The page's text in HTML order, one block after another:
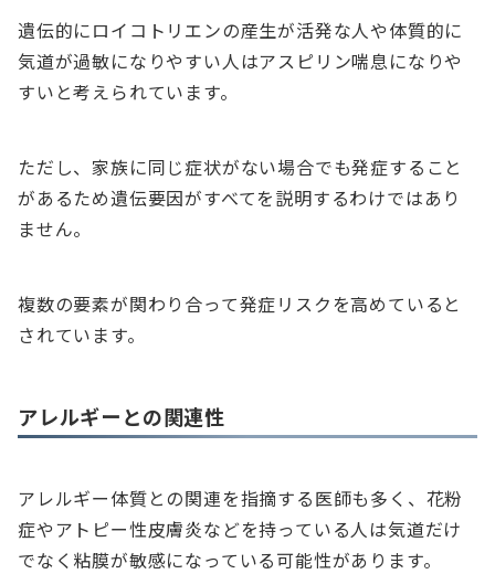
遺伝的にロイコトリエンの産生が活発な人や体質的に
気道が過敏になりやすい人はアスピリン喘息になりや
すいと考えられています。
ただし、家族に同じ症状がない場合でも発症すること
があるため遺伝要因がすべてを説明するわけではあり
ません。
複数の要素が関わり合って発症リスクを高めていると
されています。
アレルギーとの関連性
アレルギー体質との関連を指摘する医師も多く、花粉
症やアトピー性皮膚炎などを持っている人は気道だけ
でなく粘膜が敏感になっている可能性があります。